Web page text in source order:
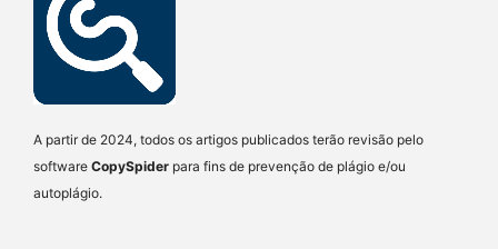
A partir de 2024, todos os artigos publicados terão revisão pelo
software CopySpider para fins de prevenção de plágio e/ou
autoplágio.